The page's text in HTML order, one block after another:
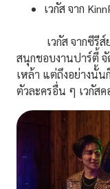
เวกัส จาก
เวกัส จากซีรีส์ย
สนุกชอบงานปาร์ตี้
เหล้า แต่ถึงอย่างนั้น
ตัวละครอื่น ๆ เวกัสค